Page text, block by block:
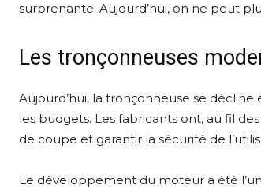
surprenante. Aujourd’hui, on ne peut
Les tronçonneuses
Aujourd’hui, la tronçonneuse se
les budgets. Les fabricants ont, au fil
de coupe et garantir la sécurité de
Le développement du moteur a été